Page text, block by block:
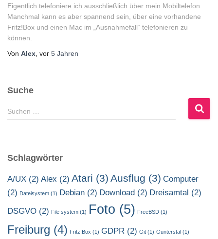
Eigentlich telefoniere ich ausschließlich über mein Mobiltelefon.
Manchmal kann es aber spannend sein, über eine vorhandene
Fritz!Box und einen Mac im „Ausnahmefall“ telefonieren zu
können.
Von Alex , vor 5 Jahren
Suche
S
u
n
a
c
:
Suchen …
Schlagwörter
A/UX (2) Alex (2) Atari (3) Ausflug (3) Computer
(2) Dateisystem (1) Debian (2) Download (2) Dreisamtal (2)
DSGVO (2) File system (1) Foto (5) FreeBSD (1)
Freiburg (4) Fritz!Box (1) GDPR (2) Git (1) Günterstal (1)